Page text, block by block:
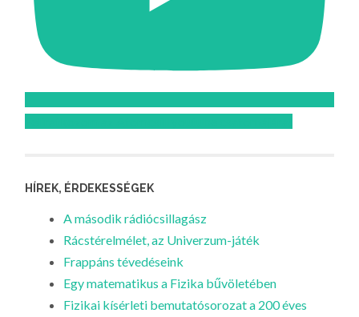
HÍREK, ÉRDEKESSÉGEK
A második rádiócsillagász
Rácstérelmélet, az Univerzum-játék
Frappáns tévedéseink
Egy matematikus a Fizika bűvöletében
Fizikai kísérleti bemutatósorozat a 200 éves